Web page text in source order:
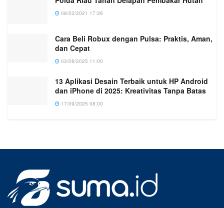
08/03/2021 17:36
Cara Beli Robux dengan Pulsa: Praktis, Aman,
dan Cepat
03/08/2025 11:00
13 Aplikasi Desain Terbaik untuk HP Android
dan iPhone di 2025: Kreativitas Tanpa Batas
17/09/2025 08:00